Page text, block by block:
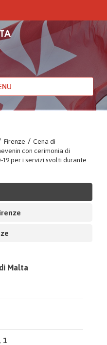
Firenze / Cena di
con cerimonia di
per i servizi svolti durante
Malta
1